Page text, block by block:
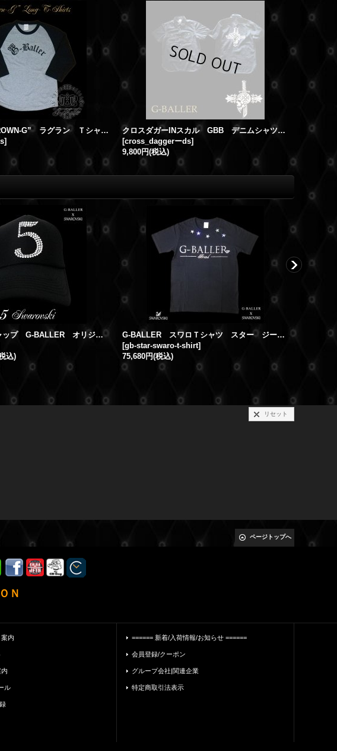
G-BALLER “CROWN-G” ラグラン Ｔシャツ ブランド メンズ ブラック×グレイ
]
クロスダガーINスカル GBB デニムシャツ バッククロム
[cross_daggerーds]
9,800円(税込)
ナンバー5 キャップ G-BALLER オリジナル スワロフスキーCAP
込)
G-BALLER スワロＴシャツ スター ジーボーラー オリジナル スワロフスキー シャツ
[gb-star-swaro-t-shirt]
75,680円(税込)
リセット
ページトップへ
Ｎ
内
ル
====== 新着/入荷情報/お知らせ ======
会員登録/クーポン
グループ会社|関連企業
特定商取引法表示